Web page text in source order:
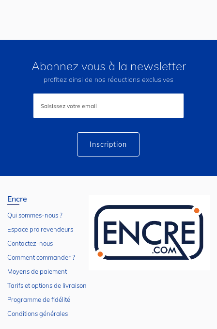
Abonnez vous à la newsletter
profitez ainsi de nos réductions exclusives
lettre
Inscription
Encre
Qui sommes-nous ?
Espace pro revendeurs
Contactez-nous
Comment commander ?
Moyens de paiement
Tarifs et options de livraison
Programme de fidélité
Conditions générales